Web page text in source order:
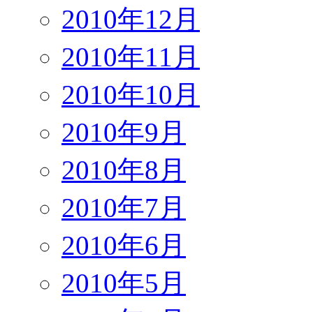
2010年12月
2010年11月
2010年10月
2010年9月
2010年8月
2010年7月
2010年6月
2010年5月